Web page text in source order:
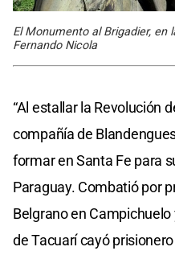
El Monumento al Brigadier, en
Fernando Nicola
“Al estallar la Revolución
compañía de
formar en Santa Fe para
Paraguay. Combatió por
Belgrano en
de Tacuarí cayó